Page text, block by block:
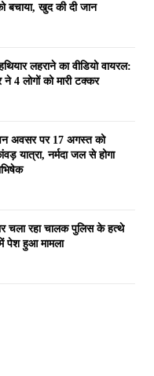
बचाया, खुद की दी जान
लहराने का वीडियो वायरल:
4 लोगों को मारी टक्कर
अवसर पर 17 अगस्त को
यात्रा, नर्मदा जल से होगा
चला रहा चालक पुलिस के हत्थे
पेश हुआ मामला